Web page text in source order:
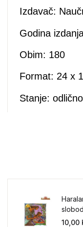
Izdavač:
Godina
Obim: 180
Format: 24 x
Stanje: odlično
sveta
10,00